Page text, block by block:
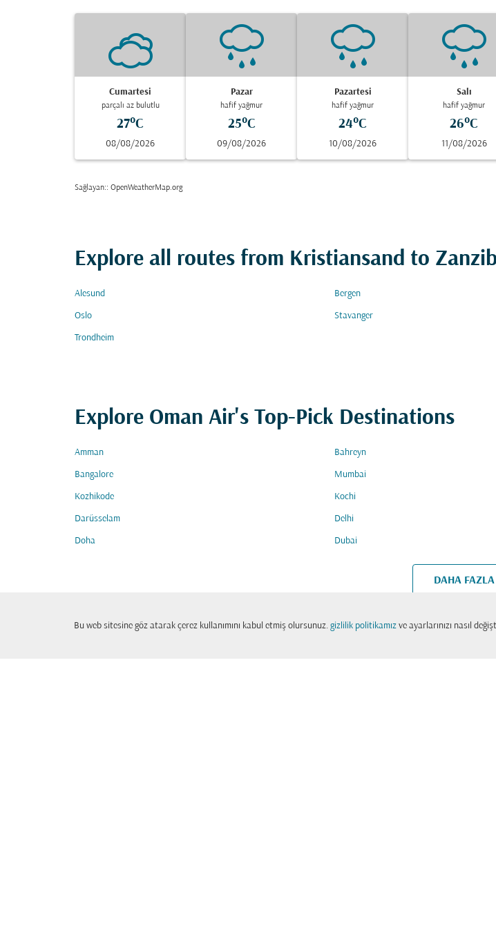
Bu web sitesine göz atarak çerez kullanımını kabul etmiş olursunuz. gizlilik politikamızve ayarlarınızı nasıl
Cumartesi
parçalı az bulutlu
27°C
08/08/2026
Pazar
hafif yağmur
25°C
09/08/2026
Pazartesi
hafif yağmur
24°C
10/08/2026
Salı
hafif yağmur
26°C
11/08/2026
Sağlayan:: OpenWeatherMap.org
Explore all routes from Kristiansand to
Alesund Bergen
Oslo Stavanger
Trondheim
Explore Oman Air's Top-Pick Destinations
Amman Bahreyn
Bangalore Mumbai
Kozhikode Kochi
Darüsselam Delhi
Doha Dubai
DAHA FAZLA